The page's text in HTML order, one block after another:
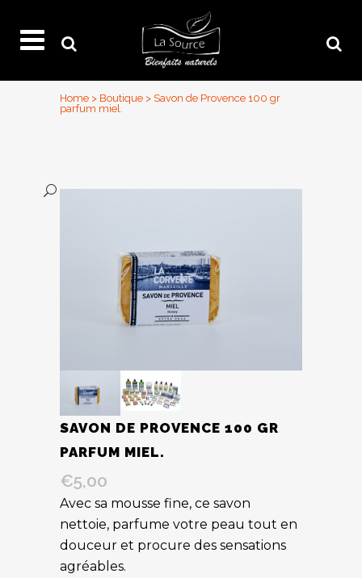
Home > Boutique > Savon de Provence 100 gr
parfum miel.
SAVON DE PROVENCE 100 GR
PARFUM MIEL.
€5,00
Avec sa mousse fine, ce savon
nettoie, parfume votre peau tout en
douceur et procure des sensations
agréables.